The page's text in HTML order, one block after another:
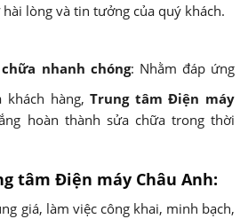
lòng và tin tưởng của quý khách.
nhanh chóng: Nhằm đáp ứng
khách hàng,Trung tâm Điện máy
hoàn thành sửa chữa trong thời
tâm Điện máy Châu Anh:
giá, làm việc công khai, minh bạch,